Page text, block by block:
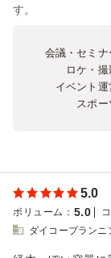
す。
会議・セミナ
ロケ・撮
イベント運
スポー
5.0
ボリューム ： 5.0
ダイコープランニ